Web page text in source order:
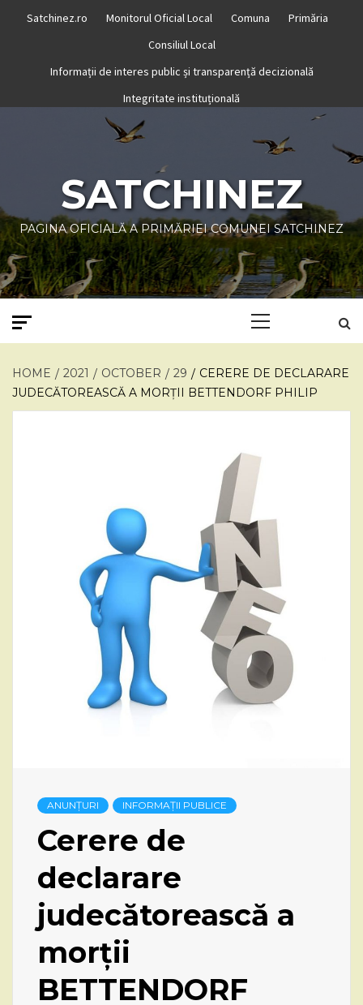
Satchinez.ro Monitorul Oficial Local Comuna
Primăria
Consiliul Local
Informații de interes public și transparență decizională
Integritate instituțională
SATCHINEZ
PAGINA OFICIALĂ A PRIMĂRIEI COMUNEI SATCHINEZ
HOME 2021 OCTOBER 29
CERERE DE DECLARARE
JUDECĂTOREASCĂ A MORȚII BETTENDORF PHILIP
ANUNȚURI INFORMAȚII PUBLICE
Cerere de
declarare
judecătorească a
morții
BETTENDORF